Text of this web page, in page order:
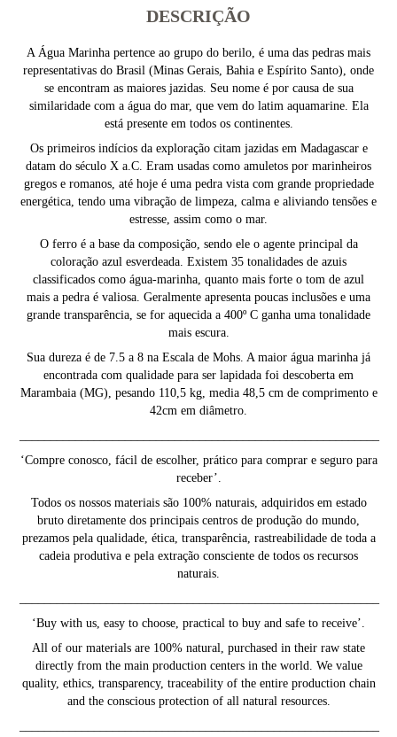
DESCRIÇÃO
A Água Marinha pertence ao grupo do berilo, é uma das pedras mais
representativas do Brasil (Minas Gerais, Bahia e Espírito Santo), onde
se encontram as maiores jazidas. Seu nome é por causa de sua
similaridade com a água do mar, que vem do latim aquamarine. Ela
está presente em todos os continentes.
Os primeiros indícios da exploração citam jazidas em Madagascar e
datam do século X a.C. Eram usadas como amuletos por marinheiros
gregos e romanos, até hoje é uma pedra vista com grande propriedade
energética, tendo uma vibração de limpeza, calma e aliviando tensões e
estresse, assim como o mar.
O ferro é a base da composição, sendo ele o agente principal da
coloração azul esverdeada. Existem 35 tonalidades de azuis
classificados como água-marinha, quanto mais forte o tom de azul
mais a pedra é valiosa. Geralmente apresenta poucas inclusões e uma
grande transparência, se for aquecida a 400º C ganha uma tonalidade
mais escura.
Sua dureza é de 7.5 a 8 na Escala de Mohs. A maior água marinha já
encontrada com qualidade para ser lapidada foi descoberta em
Marambaia (MG), pesando 110,5 kg, media 48,5 cm de comprimento e
42cm em diâmetro.
‘Compre conosco, fácil de escolher, prático para comprar e seguro para
receber’.
Todos os nossos materiais são 100% naturais, adquiridos em estado
bruto diretamente dos principais centros de produção do mundo,
prezamos pela qualidade, ética, transparência, rastreabilidade de toda a
cadeia produtiva e pela extração consciente de todos os recursos
naturais.
‘Buy with us, easy to choose, practical to buy and safe to receive’.
All of our materials are 100% natural, purchased in their raw state
directly from the main production centers in the world. We value
quality, ethics, transparency, traceability of the entire production chain
and the conscious protection of all natural resources.